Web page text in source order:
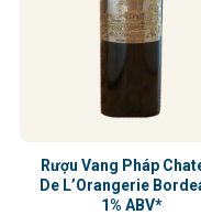
Rượu Vang Pháp
De L’Orangerie
1% ABV*